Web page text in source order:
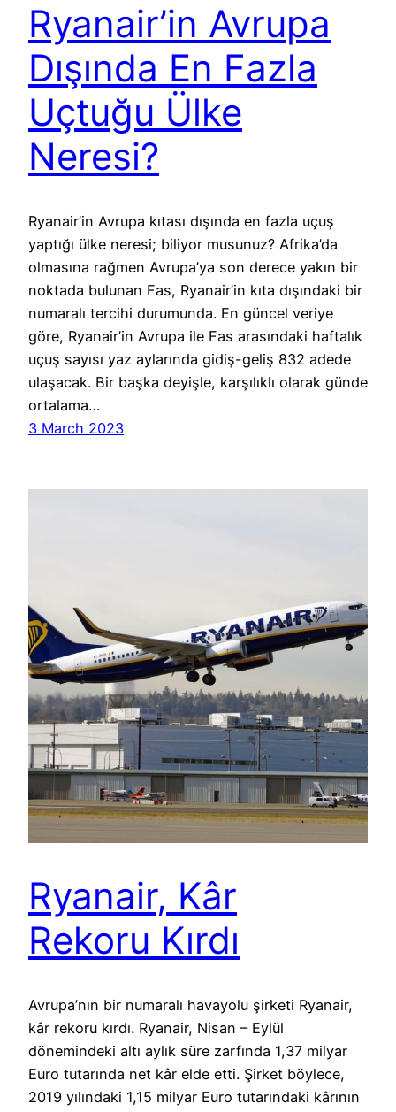
Ryanair’in Avrupa
Dışında En Fazla
Uçtuğu Ülke
Neresi?
Ryanair’in Avrupa kıtası dışında en fazla uçuş
yaptığı ülke neresi; biliyor musunuz? Afrika’da
olmasına rağmen Avrupa’ya son derece yakın bir
noktada bulunan Fas, Ryanair’in kıta dışındaki bir
numaralı tercihi durumunda. En güncel veriye
göre, Ryanair’in Avrupa ile Fas arasındaki haftalık
uçuş sayısı yaz aylarında gidiş-geliş 832 adede
ulaşacak. Bir başka deyişle, karşılıklı olarak günde
ortalama…
3 March 2023
Ryanair, Kâr
Rekoru Kırdı
Avrupa’nın bir numaralı havayolu şirketi Ryanair,
kâr rekoru kırdı. Ryanair, Nisan – Eylül
dönemindeki altı aylık süre zarfında 1,37 milyar
Euro tutarında net kâr elde etti. Şirket böylece,
2019 yılındaki 1,15 milyar Euro tutarındaki kârının